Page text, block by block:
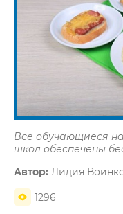
Все обучающиеся
школ обеспечены
Автор: Лидия
1296